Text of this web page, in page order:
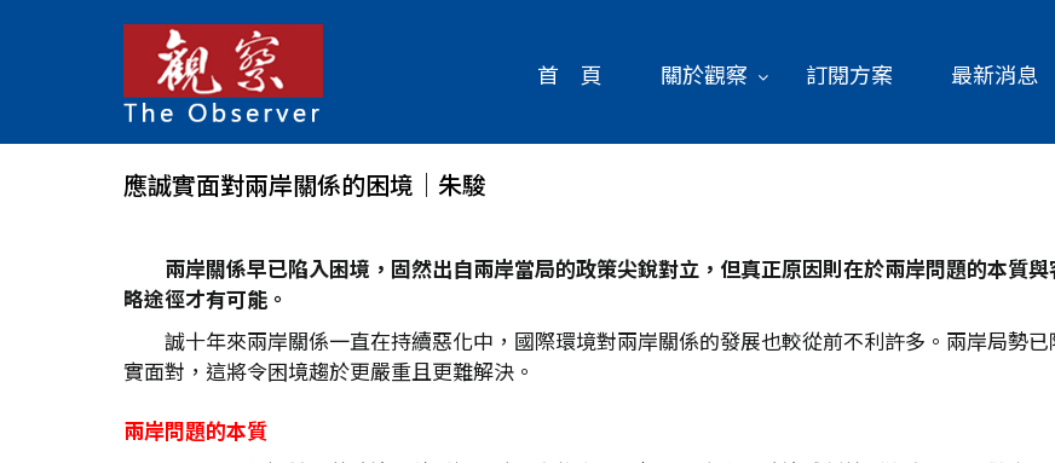
首 頁 關於觀察 訂閱方案 最新消息
應誠實面對兩岸關係的困境│朱駿
兩岸關係早已陷入困境，固然出自兩岸當局的政策尖銳對立，但真正原因則在於兩岸問題的本質
略途徑才有可能。
誠十年來兩岸關係一直在持續惡化中，國際環境對兩岸關係的發展也較從前不利許多。兩岸局勢
實面對，這將令困境趨於更嚴重且更難解決。
兩岸問題的本質